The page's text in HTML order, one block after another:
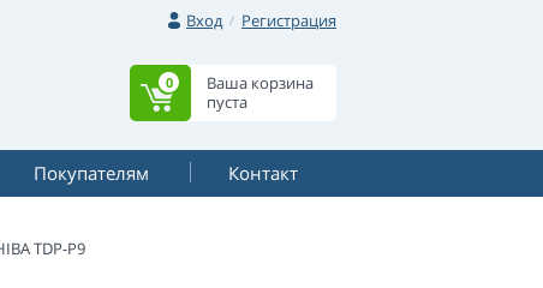
Вход
Регистрация
Ваша корзина
пуста
0
Покупателям Контакт
TDP-P9